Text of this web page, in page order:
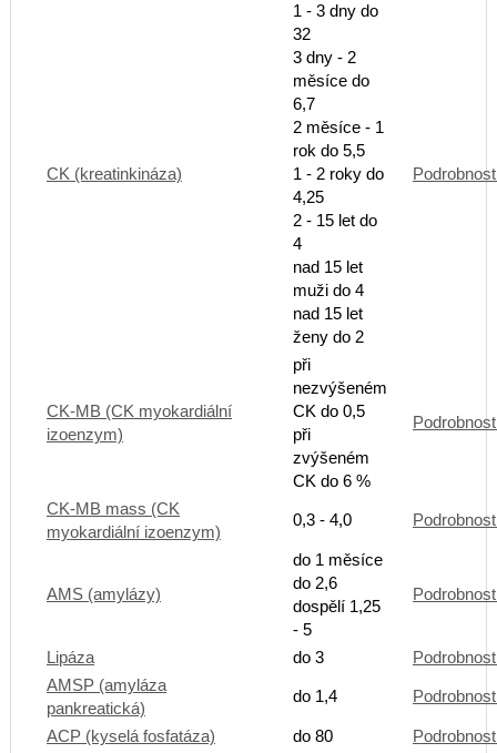
CK (kreatinkináza)
1 - 3 dny do
32
3 dny - 2
měsíce do
6,7
2 měsíce - 1
rok do 5,5
1 - 2 roky do
4,25
2 - 15 let do
4
nad 15 let
muži do 4
nad 15 let
ženy do 2
CK-MB (CK myokardiální
izoenzym)
při
nezvýšeném
CK do 0,5
při
zvýšeném
CK do 6 %
CK-MB mass (CK
myokardiální izoenzym)
0,3 - 4,0
AMS (amylázy)
do 1 měsíce
do 2,6
dospělí 1,25
- 5
Lipáza do 3
AMSP (amyláza
pankreatická)
do 1,4
ACP (kyselá fosfatáza) do 80